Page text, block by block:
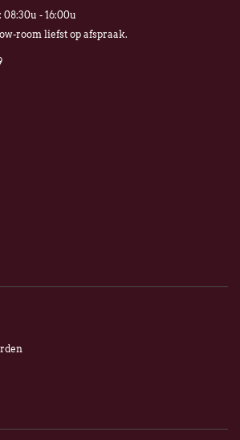
- 16:00u
room liefst op afspraak.